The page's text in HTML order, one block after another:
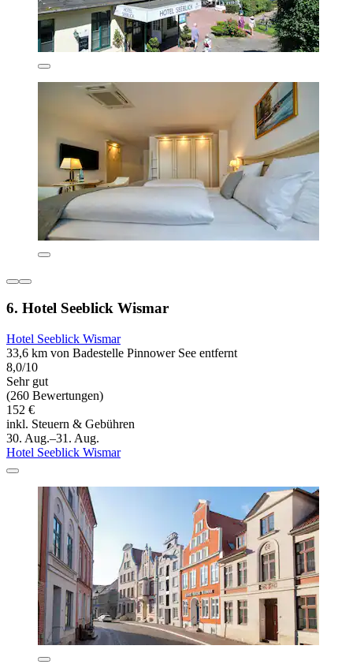
6. Hotel Seeblick Wismar
Hotel Seeblick Wismar
33,6 km von Badestelle Pinnower See entfernt
8,0/10
Sehr gut
(260 Bewertungen)
152 €
inkl. Steuern & Gebühren
30. Aug.–31. Aug.
Hotel Seeblick Wismar